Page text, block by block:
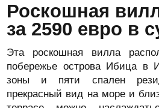
Роскошная
за 2590 евро в
Эта роскошная вилла
побережье острова Ибица в
зоны и пяти спален
прекрасный вид на море и